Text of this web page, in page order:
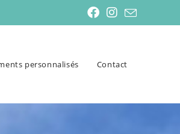
personnalisés Contact